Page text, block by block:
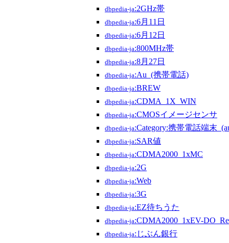
dbpedia-ja:2GHz帯
dbpedia-ja:6月11日
dbpedia-ja:6月12日
dbpedia-ja:800MHz帯
dbpedia-ja:8月27日
dbpedia-ja:Au_(携帯電話)
dbpedia-ja:BREW
dbpedia-ja:CDMA_1X_WIN
dbpedia-ja:CMOSイメージセンサ
dbpedia-ja:Category:携帯電話端末
dbpedia-ja:SAR値
dbpedia-ja:CDMA2000_1xMC
dbpedia-ja:2G
dbpedia-ja:Web
dbpedia-ja:3G
dbpedia-ja:EZ待ちうた
dbpedia-ja:CDMA2000_1xEV-
dbpedia-ja:じぶん銀行